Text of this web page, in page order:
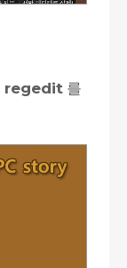
regedit 를